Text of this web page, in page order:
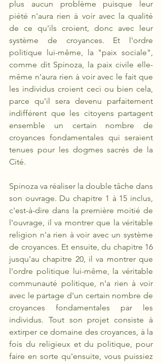
plus aucun problème puisque leur
piété n'aura rien à voir avec la qualité
de ce qu'ils croient, donc avec leur
système de croyances. Et l'ordre
politique lui-même, la "paix sociale",
comme dit Spinoza, la paix civile elle-
même n'aura rien à voir avec le fait que
les individus croient ceci ou bien cela,
parce qu'il sera devenu parfaitement
indifférent que les citoyens partagent
ensemble un certain nombre de
croyances fondamentales qui seraient
tenues pour les dogmes sacrés de la
Cité.
Spinoza va réaliser la double tâche dans
son ouvrage. Du chapitre 1 à 15 inclus,
c'est-à-dire dans la première moitié de
l'ouvrage, il va montrer que la véritable
religion n'a rien à voir avec un système
de croyances. Et ensuite, du chapitre 16
jusqu'au chapitre 20, il va montrer que
l'ordre politique lui-même, la véritable
communauté politique, n'a rien à voir
avec le partage d'un certain nombre de
croyances fondamentales par les
individus. Tout son projet consiste à
extirper ce domaine des croyances, à la
fois du religieux et du politique, pour
faire en sorte qu'ensuite, vous puissiez